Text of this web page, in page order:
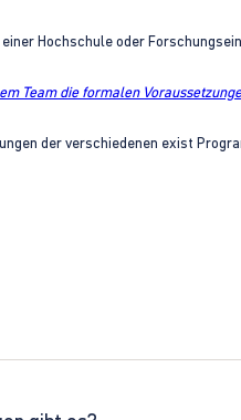
Hochschule oder
Team die formalen
der verschiedenen exist